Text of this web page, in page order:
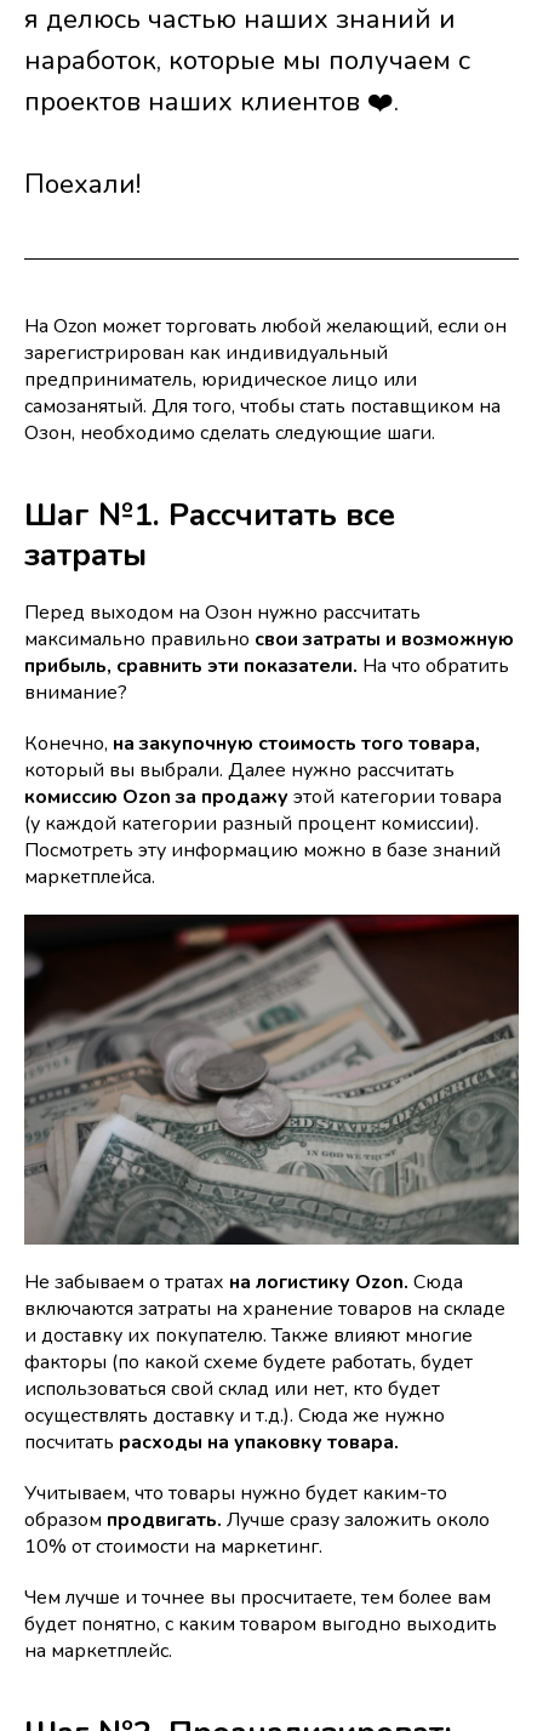
я делюсь частью наших знаний и
наработок, которые мы получаем с
проектов наших клиентов ❤️.
Поехали!
На Ozon может торговать любой желающий, если он
зарегистрирован как индивидуальный
предприниматель, юридическое лицо или
самозанятый. Для того, чтобы стать поставщиком на
Озон, необходимо сделать следующие шаги.
Шаг №1. Рассчитать все
затраты
Перед выходом на Озон нужно рассчитать
максимально правильно свои затраты и возможную
прибыль, сравнить эти показатели. На что обратить
внимание?
Конечно, на закупочную стоимость того товара,
который вы выбрали. Далее нужно рассчитать
комиссию Ozon за продажуэтой категории товара
(у каждой категории разный процент комиссии).
Посмотреть эту информацию можно в базе знаний
маркетплейса.
Не забываем о тратах на логистику Ozon. Сюда
включаются затраты на хранение товаров на складе
и доставку их покупателю. Также влияют многие
факторы (по какой схеме будете работать, будет
использоваться свой склад или нет, кто будет
осуществлять доставку и т.д.). Сюда же нужно
посчитать расходы на упаковку товара.
Учитываем, что товары нужно будет каким-то
образом продвигать. Лучше сразу заложить около
10% от стоимости на маркетинг.
Чем лучше и точнее вы просчитаете, тем более вам
будет понятно, с каким товаром выгодно выходить
на маркетплейс.